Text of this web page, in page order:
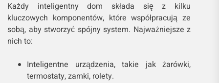
Każdy inteligentny dom składa się z kilku
kluczowych komponentów, które współpracują ze
sobą, aby stworzyć spójny system. Najważniejsze z
nich to:
Inteligentne urządzenia, takie jak żarówki,
termostaty, zamki, rolety.